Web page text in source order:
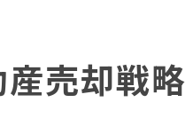
売却戦略